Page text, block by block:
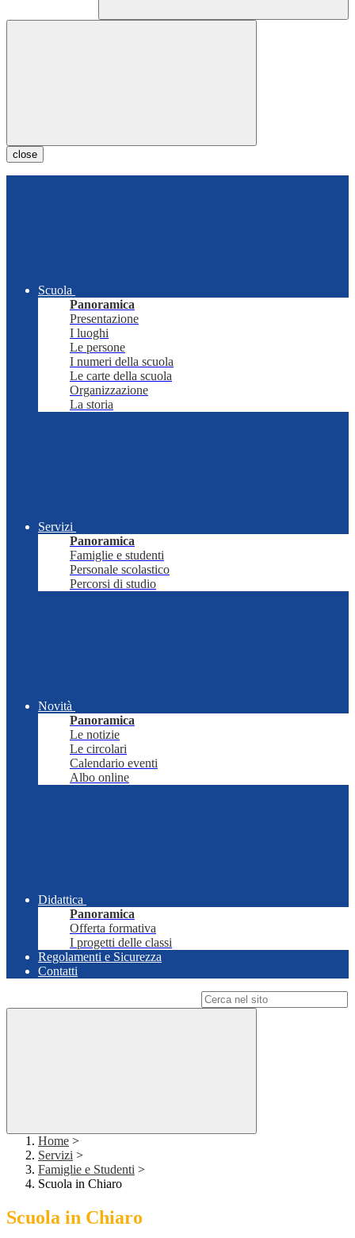
close
Scuola
Panoramica
Presentazione
I luoghi
Le persone
I numeri della scuola
Le carte della scuola
Organizzazione
La storia
Servizi
Panoramica
Famiglie e studenti
Personale scolastico
Percorsi di studio
Novità
Panoramica
Le notizie
Le circolari
Calendario eventi
Albo online
Didattica
Panoramica
Offerta formativa
I progetti delle classi
Regolamenti e Sicurezza
Contatti
Home >
Servizi >
Famiglie e Studenti >
Scuola in Chiaro
Scuola in Chiaro